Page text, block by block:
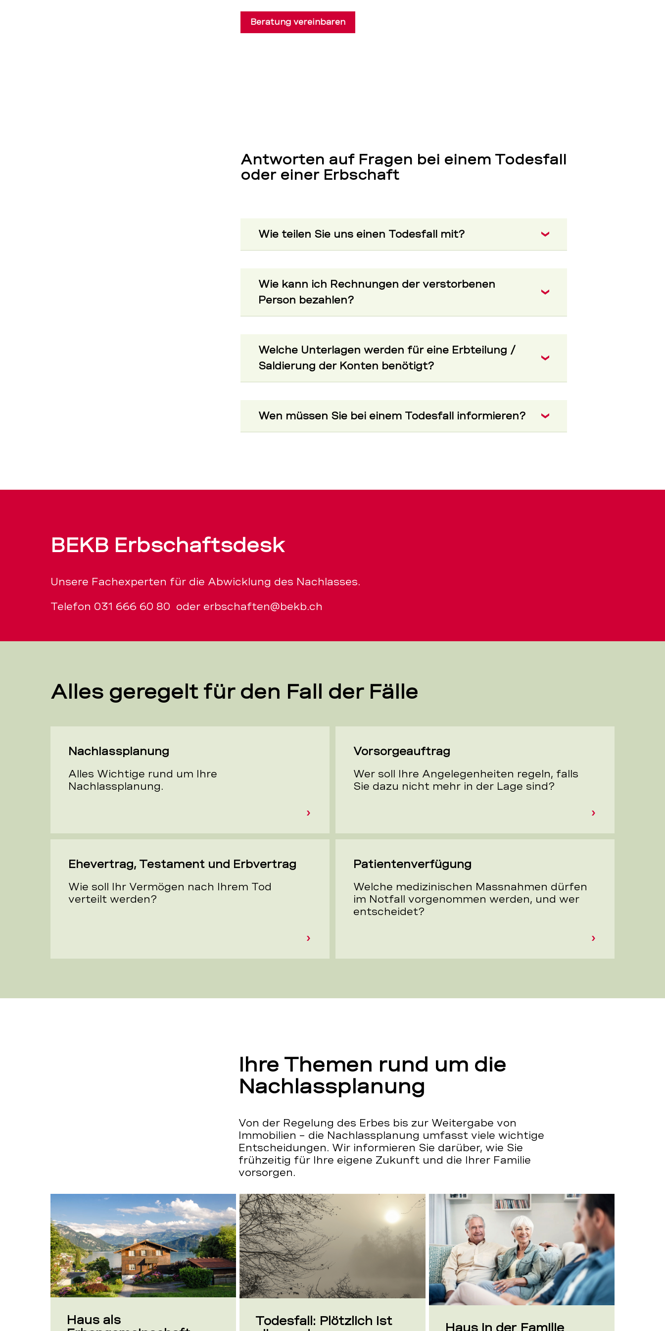
Beratung vereinbaren
Antworten auf Fragen bei einem Todesfall
oder einer Erbschaft
Wie teilen Sie uns einen Todesfall mit?
Wie kann ich Rechnungen der verstorbenen
Person bezahlen?
Welche Unterlagen werden für eine Erbteilung /
Saldierung der Konten benötigt?
Wen müssen Sie bei einem Todesfall informieren?
BEKB Erbschaftsdesk
Unsere Fachexperten für die Abwicklung des Nachlasses.
Telefon 031 666 60 80 oder erbschaften@bekb.ch
Alles geregelt für den Fall der Fälle
Nachlassplanung
Alles Wichtige rund um Ihre
Nachlassplanung.
Vorsorgeauftrag
Wer soll Ihre Angelegenheiten regeln, falls
Sie dazu nicht mehr in der Lage sind?
Ehevertrag, Testament und Erbvertrag
Wie soll Ihr Vermögen nach Ihrem Tod
verteilt werden?
Patientenverfügung
Welche medizinischen Massnahmen dürfen
im Notfall vorgenommen werden, und wer
entscheidet?
Ihre Themen rund um die
Nachlassplanung
Von der Regelung des Erbes bis zur Weitergabe von
Immobilien – die Nachlassplanung umfasst viele wichtige
Entscheidungen. Wir informieren Sie darüber, wie Sie
frühzeitig für Ihre eigene Zukunft und die Ihrer Familie
vorsorgen.
Haus als
Todesfall: Plötzlich ist
Haus in der Familie